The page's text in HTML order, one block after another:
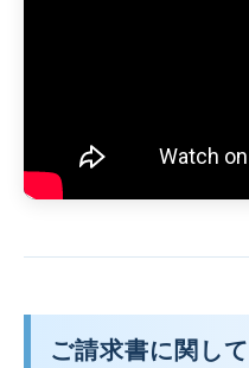
ご請求書に関して